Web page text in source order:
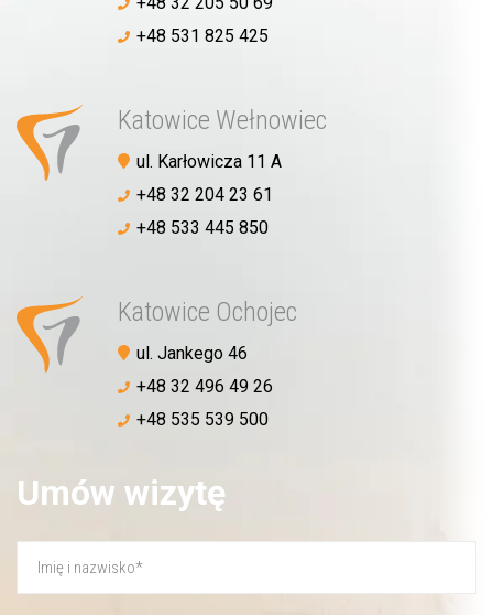
+48 531 825 425
Katowice Wełnowiec
ul. Karłowicza 11 A
+48 32 204 23 61
+48 533 445 850
Katowice Ochojec
ul. Jankego 46
+48 32 496 49 26
+48 535 539 500
Umów wizytę